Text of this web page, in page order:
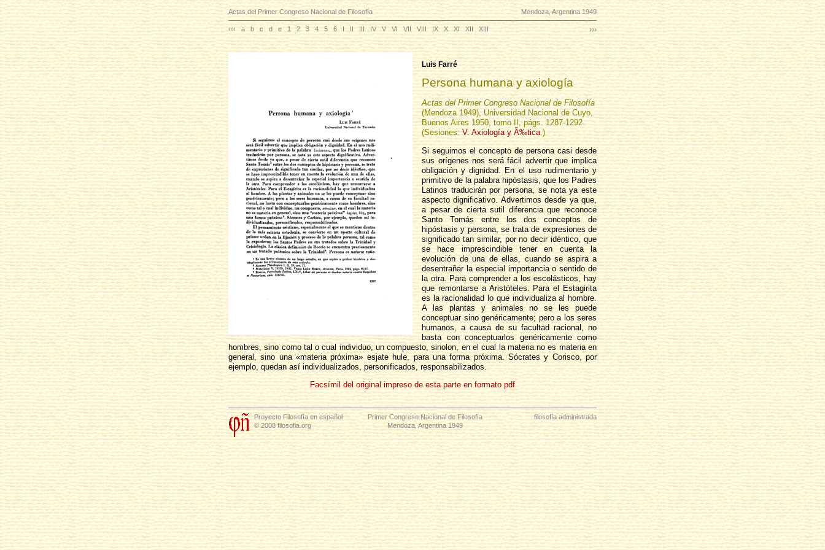
Actas del Primer Congreso Nacional de Filosofía Mendoza, Argentina 1949
‹‹‹ a b c d e 1 2 3 4 5 6 I II III IV V VI VII VIII IX X XI XII XIII ›››
Luis Farré
Persona humana y axiología
Actas del Primer Congreso Nacional de Filosofía
(Mendoza 1949), Universidad Nacional de Cuyo,
Buenos Aires 1950, tomo II, págs. 1287-1292.
(Sesiones:V. Axiología y Ã‰tica.)
Si seguimos el concepto de persona casi desde
sus orígenes nos será fácil advertir que implica
obligación y dignidad. En el uso rudimentario y
primitivo de la palabra hipóstasis, que los Padres
Latinos traducirán por persona, se nota ya este
aspecto dignificativo. Advertimos desde ya que,
a pesar de cierta sutil diferencia que reconoce
Santo Tomás entre los dos conceptos de
hipóstasis y persona, se trata de expresiones de
significado tan similar, por no decir idéntico, que
se hace imprescindible tener en cuenta la
evolución de una de ellas, cuando se aspira a
desentrañar la especial importancia o sentido de
la otra. Para comprender a los escolásticos, hay
que remontarse a Aristóteles. Para el Estagirita
es la racionalidad lo que individualiza al hombre.
A las plantas y animales no se les puede
conceptuar sino genéricamente; pero a los seres
humanos, a causa de su facultad racional, no
basta con conceptuarlos genéricamente como
hombres, sino como tal o cual individuo, un compuesto, sinolon, en el cual la materia no es materia en
general, sino una «materia próxima» esjate hule, para una forma próxima. Sócrates y Corisco, por
ejemplo, quedan así individualizados, personificados, responsabilizados.
Facsímil del original impreso de esta parte en formato pdf
Proyecto Filosofía en español
© 2008 filosofia.org
Primer Congreso Nacional de Filosofía
Mendoza, Argentina 1949
filosofía administrada